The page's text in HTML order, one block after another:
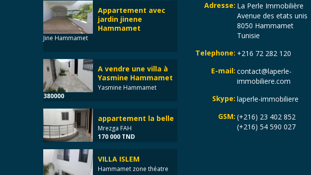
Appartement avec
jardin jinene
Hammamet
Jine Hammamet
A vendre une villa à
Yasmine Hammamet
Yasmine Hammamet
380000
appartement la belle
Mrezga FAH
170 000 TND
VILLA ISLEM
Hammamet zone théatre
Adresse: La Perle Immobilière
Avenue des etats unis
8050 Hammamet
Tunisie
Telephone: +216 72 282 120
E-mail: contact@laperle-
immobiliere.com
Skype: laperle-immobiliere
GSM: (+216) 23 402 852
(+216) 54 590 027